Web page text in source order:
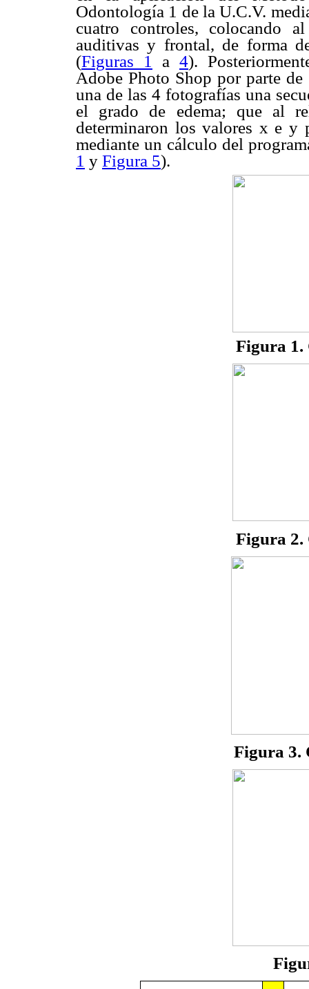
Odontología 1 de la U.C.V.
cuatro controles, colocando
auditivas y frontal, de forma
(Figuras 1 a 4).
Adobe Photo Shop por parte
una de las 4 fotografías una
el grado de edema; que al
determinaron los valores x e
mediante un cálculo del
1 y Figura 5).
Figura 1.
Figura 2.
Figura 3.